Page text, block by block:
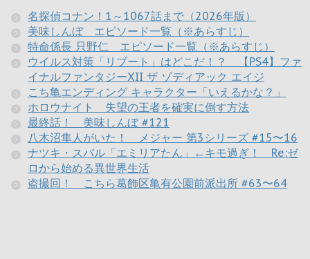
名探偵コナン！1～1067話まで（2026年版）
美味しんぼ エピソード一覧（※あらすじ）
特命係長 只野仁 エピソード一覧（※あらすじ）
ウイルス対策「リブート」はどこだ！？ 【PS4】ファ
イナルファンタジーXII ザ ゾディアック エイジ
こち亀エンディング キャラクター「いえるかな？」
ホロウナイト 失望の王者を確実に倒す方法
最終話！ 美味しんぼ #121
八木沼隼人がいた！ メジャー 第3シリーズ #15〜16
ナツキ・スバル「エミリアたん」←キモ過ぎ！ Re:ゼ
ロから始める異世界生活
盗撮回！ こちら葛飾区亀有公園前派出所 #63〜64